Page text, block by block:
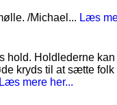
/Michael... Læs
hold. Holdlederne
kryds til at sætte folk
Læs mere her...